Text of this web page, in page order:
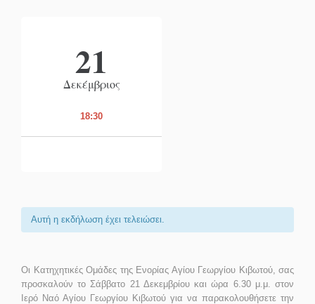
21
Δεκέμβριος
18:30
Αυτή η εκδήλωση έχει τελειώσει.
Οι Κατηχητικές Ομάδες της Ενορίας Αγίου Γεωργίου Κιβωτού, σας
προσκαλούν το Σάββατο 21 Δεκεμβρίου και ώρα 6.30 μ.μ. στον
Ιερό Ναό Αγίου Γεωργίου Κιβωτού για να παρακολουθήσετε την